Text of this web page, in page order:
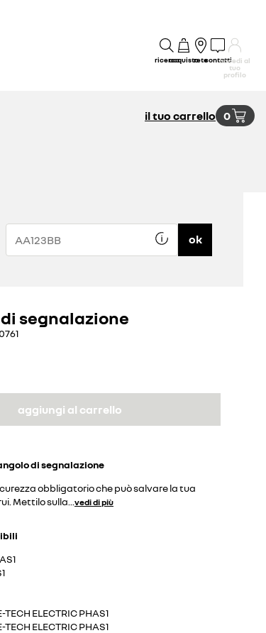
ricercaacquistoretecontattiaccedi al
tuo
profilo
il tuo carrello 0
ok
segnalazione
aggiungi al carrello
di segnalazione
obbligatorio che può salvare la tua
Mettilo sulla
vedi di più
TECH ELECTRIC PHAS1
TECH ELECTRIC PHAS1